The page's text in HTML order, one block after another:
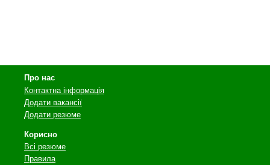
Про нас
Контактна інформація
Додати вакансії
Додати резюме
Корисно
Всі резюме
Правила